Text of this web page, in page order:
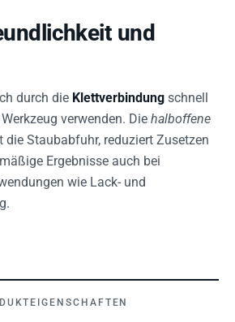
und
durch die Klettverbindung schnell
verwenden. Die halboffene
die Staubabfuhr, reduziert Zusetzen
Ergebnisse auch bei
wie Lack- und